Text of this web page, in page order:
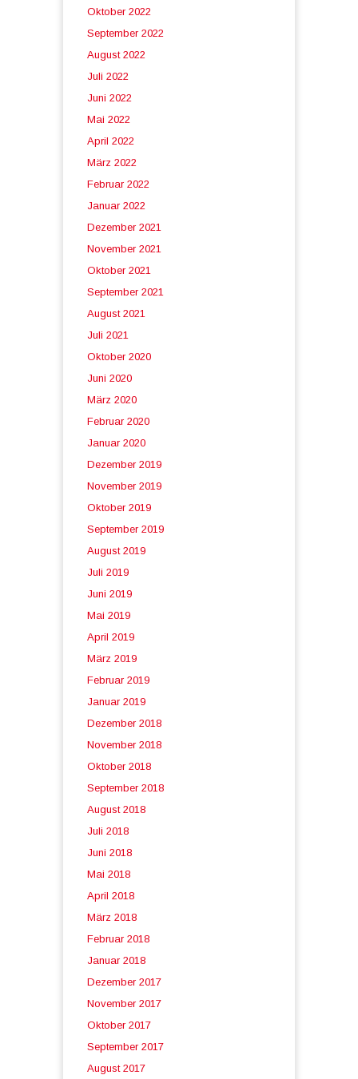
Oktober 2022
September 2022
August 2022
Juli 2022
Juni 2022
Mai 2022
April 2022
März 2022
Februar 2022
Januar 2022
Dezember 2021
November 2021
Oktober 2021
September 2021
August 2021
Juli 2021
Oktober 2020
Juni 2020
März 2020
Februar 2020
Januar 2020
Dezember 2019
November 2019
Oktober 2019
September 2019
August 2019
Juli 2019
Juni 2019
Mai 2019
April 2019
März 2019
Februar 2019
Januar 2019
Dezember 2018
November 2018
Oktober 2018
September 2018
August 2018
Juli 2018
Juni 2018
Mai 2018
April 2018
März 2018
Februar 2018
Januar 2018
Dezember 2017
November 2017
Oktober 2017
September 2017
August 2017